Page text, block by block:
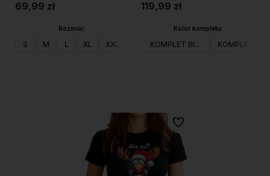
69,99 zł
Rozmiar:
S M L XL XXL
119,99 zł
Kolor kompletu:
KOMPLET BIAŁY KOMPLET
Do ulubionych